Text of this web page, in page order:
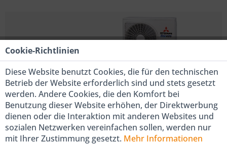
Cookie-Richtlinien
Diese Website benutzt Cookies, die für den technischen
Betrieb der Website erforderlich sind und stets gesetzt
werden. Andere Cookies, die den Komfort bei
Benutzung dieser Website erhöhen, der Direktwerbung
dienen oder die Interaktion mit anderen Websites und
sozialen Netzwerken vereinfachen sollen, werden nur
mit Ihrer Zustimmung gesetzt. Mehr Informationen